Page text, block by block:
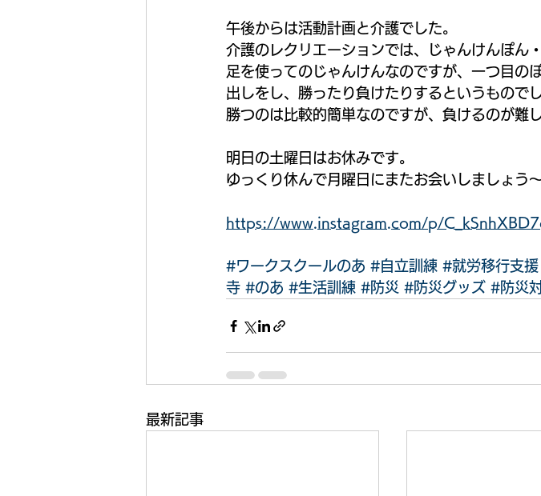
午後からは活動計画と介護でした。
介護のレクリエーションでは、じゃんけんぽん
足を使ってのじゃんけんなのですが、一つ目の
出しをし、勝ったり負けたりするというものでし
勝つのは比較的簡単なのですが、負けるのが
明日の土曜日はお休みです。
ゆっくり休んで月曜日にまたお会いしましょう
https://www.instagram.com/p/
#ワークスクールのあ #自立訓練 #就労移行支援
寺 #のあ #生活訓練 #防災 #防災グッズ #防災
最新記事